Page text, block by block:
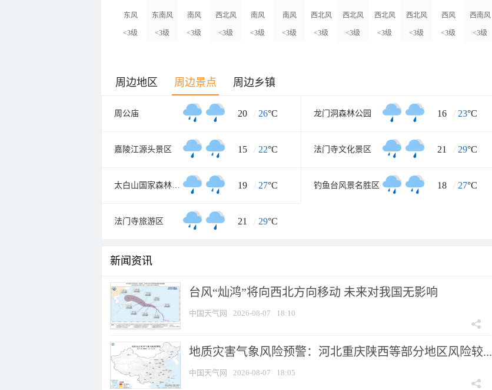
东风
<3级
东南风
<3级
南风
<3级
西北风
<3级
南风
<3级
南风
<3级
西北风
<3级
西北风
<3级
西北风
<3级
西北风
<3级
西风
<3级
西南风
<3级
周边地区 周边景点 周边乡镇
周公庙 20 / 26°C 龙门洞森林公园 16 / 23°C
嘉陵江源头景区 15 / 22°C 法门寺文化景区 21 / 29°C
太白山国家森林公园 19 / 27°C 钓鱼台风景名胜区 18 / 27°C
法门寺旅游区 21 / 29°C
新闻资讯
台风“灿鸿”将向西北方向移动 未来对我国无影响
中国天气网 2026-08-07 18:10
地质灾害气象风险预警：河北重庆陕西等部分地区风险较...
中国天气网 2026-08-07 18:05